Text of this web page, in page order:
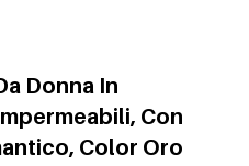
Donna In
Con
Color Oro